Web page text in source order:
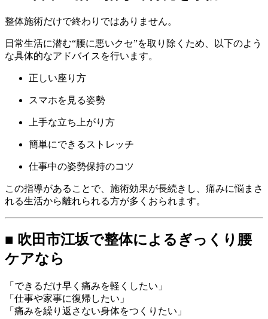
整体施術だけで終わりではありません。
日常生活に潜む“腰に悪いクセ”を取り除くため、以下のよう
な具体的なアドバイスを行います。
正しい座り方
スマホを見る姿勢
上手な立ち上がり方
簡単にできるストレッチ
仕事中の姿勢保持のコツ
この指導があることで、施術効果が長続きし、痛みに悩まさ
れる生活から離れられる方が多くおられます。
■ 吹田市江坂で整体によるぎっくり腰
ケアなら
「できるだけ早く痛みを軽くしたい」
「仕事や家事に復帰したい」
「痛みを繰り返さない身体をつくりたい」